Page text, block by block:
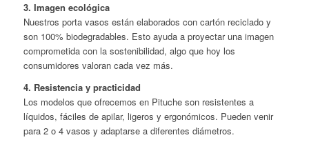
3. Imagen ecológica
Nuestros porta vasos están elaborados con cartón reciclado y
son 100% biodegradables. Esto ayuda a proyectar una imagen
comprometida con la sostenibilidad, algo que hoy los
consumidores valoran cada vez más.
4. Resistencia y practicidad
Los modelos que ofrecemos en Pituche son resistentes a
líquidos, fáciles de apilar, ligeros y ergonómicos. Pueden venir
para 2 o 4 vasos y adaptarse a diferentes diámetros.